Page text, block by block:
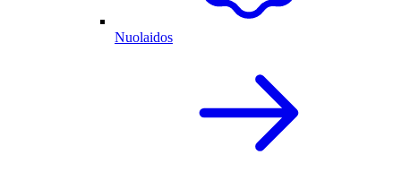
Nuolaidos